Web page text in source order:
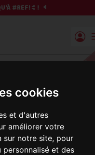
cookies
et d'autres
améliorer votre
sur notre site, pour
et des
#REF!€ !
| Mobile & you
?
!